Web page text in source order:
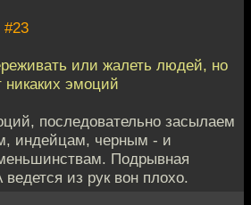
#23
или жалеть людей, но
никаких эмоций
последовательно засылаем
индейцам, черным - и
Подрывная
из рук вон плохо.